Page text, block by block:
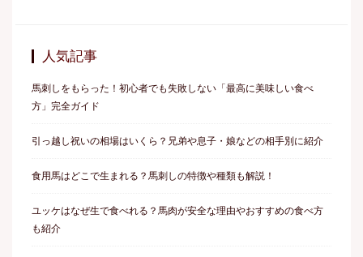
人気記事
馬刺しをもらった！初心者でも失敗しない「最高に美味しい食べ
方」完全ガイド
引っ越し祝いの相場はいくら？兄弟や息子・娘などの相手別に紹介
食用馬はどこで生まれる？馬刺しの特徴や種類も解説！
ユッケはなぜ生で食べれる？馬肉が安全な理由やおすすめの食べ方
も紹介